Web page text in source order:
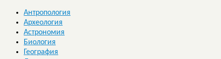
Антропология
Археология
Астрономия
Биология
География